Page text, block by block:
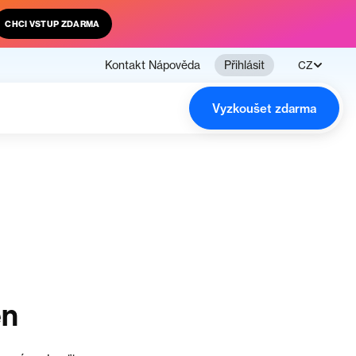
CHCI VSTUP ZDARMA
Kontakt Nápověda Přihlásit CZ
Vyzkoušet zdarma